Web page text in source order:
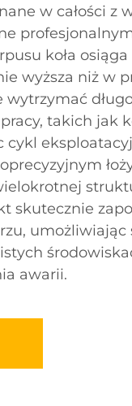
w całości z
koła
wyższa niż w
takich jak
cykl
skutecznie
umożliwiając
awarii.